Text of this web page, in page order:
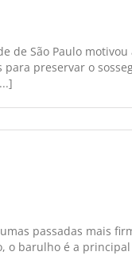
de São Paulo
preservar o
passadas mais
o barulho é a